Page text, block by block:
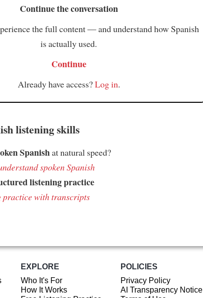
Continue the conversation
the full content — and understand how Spanish
is actually used.
Continue
Already have access?Log in.
listening skills
Spanishat natural speed?
spoken Spanish
listening practice
practice with transcripts
EXPLORE
Who It's For
How It Works
POLICIES
Privacy Policy
AI Transparency Notice